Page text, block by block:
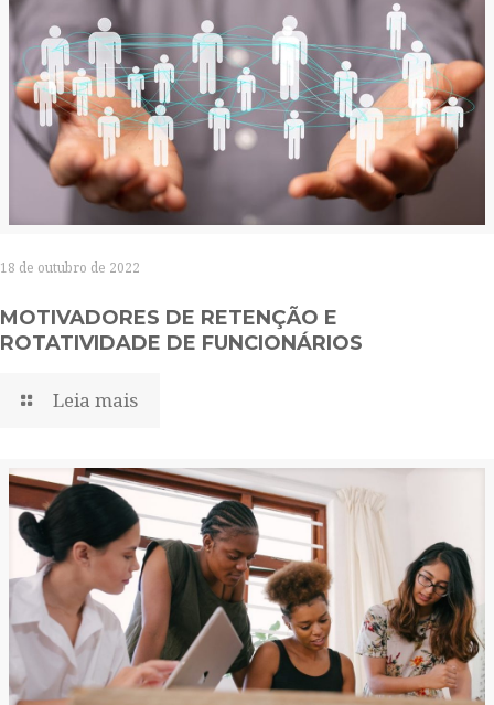
18 de outubro de 2022
MOTIVADORES DE RETENÇÃO E
ROTATIVIDADE DE FUNCIONÁRIOS
Leia mais